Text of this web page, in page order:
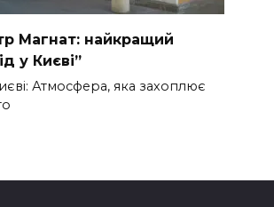
Магнат: найкращий
у Києві”
Атмосфера, яка захоплює